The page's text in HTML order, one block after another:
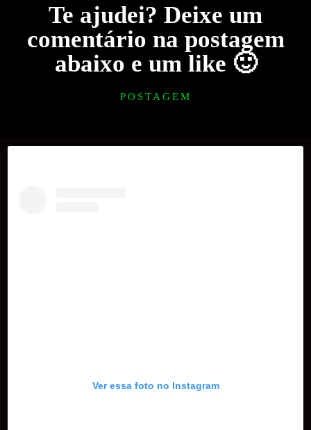
Te ajudei? Deixe um
comentário na postagem
abaixo e um like 🙂
POSTAGEM
Ver essa foto no Instagram